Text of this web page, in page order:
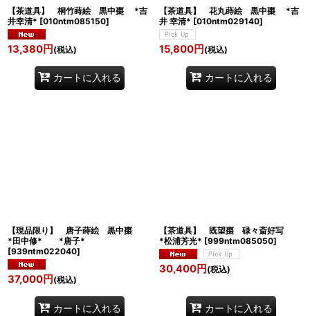
【茶道具】 桐竹蒔絵 黒中棗 *吉
井幸清* [010ntm085150]
13,380円 (税込)
カートに入れる
【茶道具】 花丸蒔絵 黒中棗 *吉
井 幸清* [010ntm029140]
15,800円 (税込)
カートに入れる
【現品限り】 唐子蒔絵 黒中棗
*田中修* *唐子*
[939ntm022040]
37,000円 (税込)
カートに入れる
【茶道具】 既望棗 碌々斎好写
*松浦芳光* [999ntm085050]
30,400円 (税込)
カートに入れる